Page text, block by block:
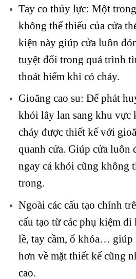
Tay co thủy lực: Một
không thể thiếu của cửa
kiện này giúp cửa luôn
tuyệt đối trong quá trình
thoát hiểm khi có cháy.
Gioăng cao su: Để phát
khói lây lan sang khu vực
cháy được thiết kế với
quanh cửa. Giúp cửa luôn
ngay cả khói cũng không
trong.
Ngoài các cấu tạo chính
cấu tạo từ các phụ kiệm đi
lề, tay cầm, ổ khóa… giúp
hơn về mặt thiết kế cũng
cao.